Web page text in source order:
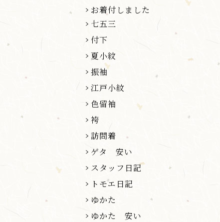
お着付しました
七五三
付下
夏小紋
振袖
江戸小紋
色留袖
袴
訪問着
ゲタ 安い
スタッフ日記
トモエ日記
ゆかた
ゆかた 安い